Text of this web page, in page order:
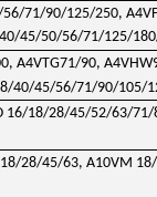
56/71/90/125/250,
40/45/50/56/71/125/
A4VTG71/90,
40/45/56/71/90/105/
16/18/28/45/52/63/
18/28/45/63, A10VM